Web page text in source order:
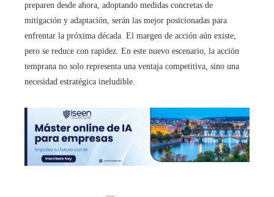
preparen desde ahora, adoptando medidas concretas de
mitigación y adaptación, serán las mejor posicionadas para
enfrentar la próxima década. El margen de acción aún existe,
pero se reduce con rapidez. En este nuevo escenario, la acción
temprana no solo representa una ventaja competitiva, sino una
necesidad estratégica ineludible.